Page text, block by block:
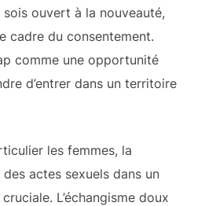
ouvert à la nouveauté,
cadre du consentement.
comme une opportunité
d’entrer dans un territoire
les femmes, la
actes sexuels dans un
L’échangisme doux